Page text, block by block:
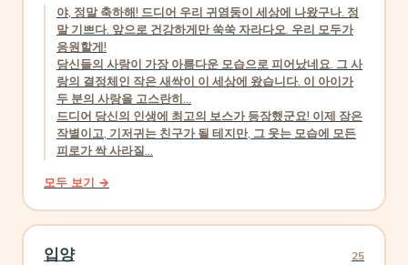
야, 정말 축하해! 드디어 우리 귀염둥이 세상에 나왔구나. 정
말 기쁘다. 앞으로 건강하게만 쑥쑥 자라다오. 우리 모두가
응원할게!
당신들의 사랑이 가장 아름다운 모습으로 피어났네요. 그 사
랑의 결정체인 작은 새싹이 이 세상에 왔습니다. 이 아이가
두 분의 사랑을 고스란히...
드디어 당신의 인생에 최고의 보스가 등장했군요! 이제 잠은
작별이고, 기저귀는 친구가 될 테지만, 그 웃는 모습에 모든
피로가 싹 사라질...
모두 보기 →
입양 25